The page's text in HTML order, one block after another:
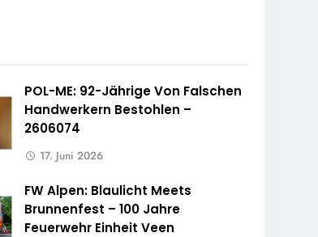
POL-ME: 92-Jährige Von Falschen
Handwerkern Bestohlen –
2606074
17. Juni 2026
FW Alpen: Blaulicht Meets
Brunnenfest – 100 Jahre
Feuerwehr Einheit Veen